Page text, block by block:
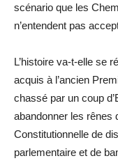
scénario que les
n’entendent pas
L’histoire va-t-elle se
acquis à l’ancien
chassé par un coup
abandonner les rênes
Constitutionnelle de
parlementaire et de